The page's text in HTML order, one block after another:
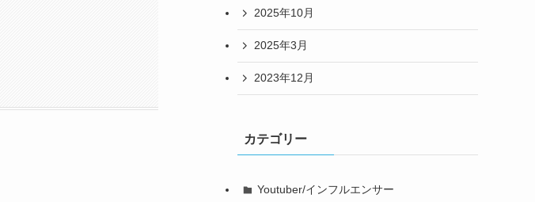
2025年10月
2025年3月
2023年12月
カテゴリー
Youtuber/インフルエンサー